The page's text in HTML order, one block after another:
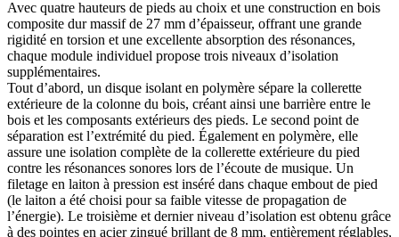
Avec quatre hauteurs de pieds au choix et une construction en bois
composite dur massif de 27 mm d’épaisseur, offrant une grande
rigidité en torsion et une excellente absorption des résonances,
chaque module individuel propose trois niveaux d’isolation
supplémentaires.
Tout d’abord, un disque isolant en polymère sépare la collerette
extérieure de la colonne du bois, créant ainsi une barrière entre le
bois et les composants extérieurs des pieds. Le second point de
séparation est l’extrémité du pied. Également en polymère, elle
assure une isolation complète de la collerette extérieure du pied
contre les résonances sonores lors de l’écoute de musique. Un
filetage en laiton à pression est inséré dans chaque embout de pied
(le laiton a été choisi pour sa faible vitesse de propagation de
l’énergie). Le troisième et dernier niveau d’isolation est obtenu grâce
à des pointes en acier zingué brillant de 8 mm, entièrement réglables,